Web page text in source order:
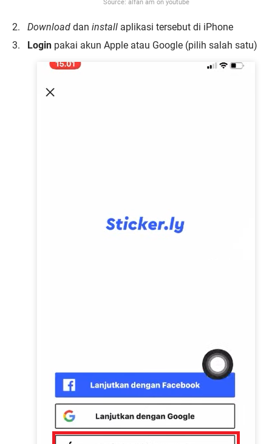
Source: alfan am on youtube
Download dan install aplikasi tersebut di iPhone
Login pakai akun Apple atau Google (pilih salah satu)